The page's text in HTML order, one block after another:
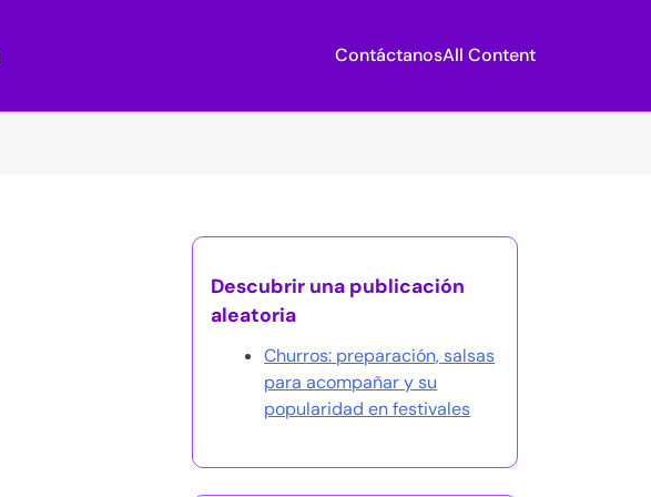
ContáctanosAll Content
Descubrir una publicación
aleatoria
Churros: preparación, salsas
para acompañar y su
popularidad en festivales